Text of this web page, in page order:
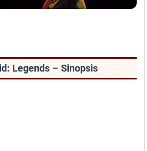
Legends – Sinopsis